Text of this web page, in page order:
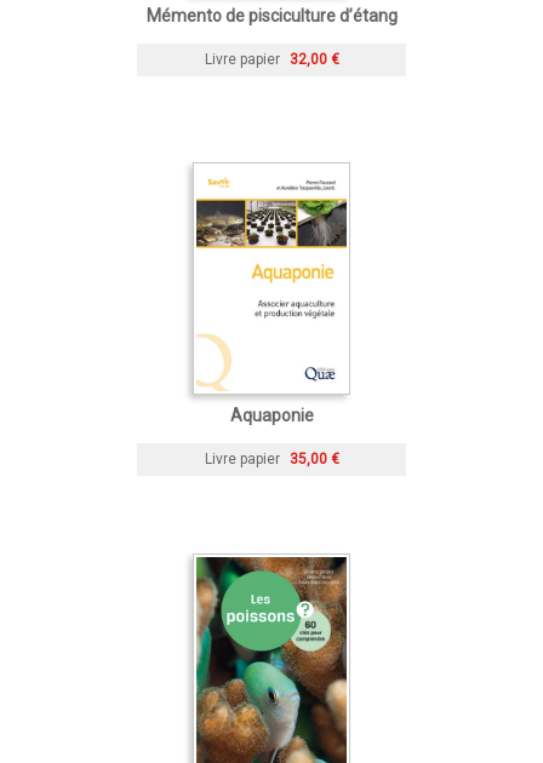
Mémento de pisciculture d’étang
Livre papier 32,00 €
Aquaponie
Livre papier 35,00 €